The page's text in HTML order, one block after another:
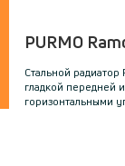
PURMO
Стальной
гладкой передней
горизонтальными